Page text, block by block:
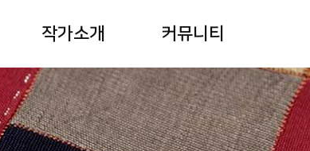
작가소개 커뮤니티